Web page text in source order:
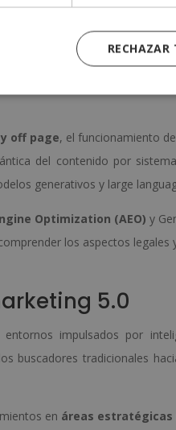
en SEO, GEO
adquirirás una visión
off page, el funcionamiento
del contenido por
generativos y large
Optimization (AEO) y
los aspectos legales
5.0
impulsados por
buscadores tradicionales
en áreas estratégicas
RECHAZAR